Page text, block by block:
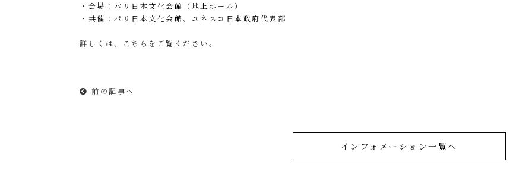
・会場：パリ日本文化会館（地上ホール）
・共催：パリ日本文化会館、ユネスコ日本政府代表部
詳しくは、こちらをご覧ください。
前の記事へ
インフォメーション一覧へ